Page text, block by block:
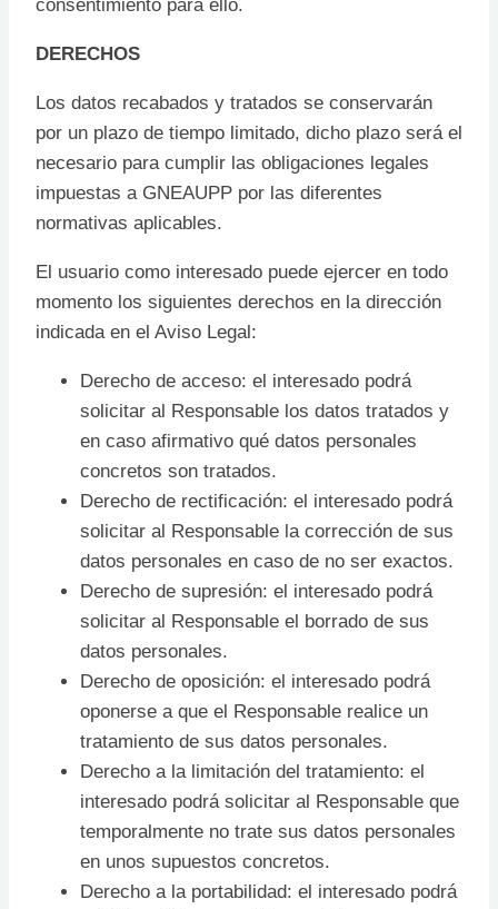
consentimiento para ello.
DERECHOS
Los datos recabados y tratados se conservarán
por un plazo de tiempo limitado, dicho plazo será el
necesario para cumplir las obligaciones legales
impuestas a GNEAUPP por las diferentes
normativas aplicables.
El usuario como interesado puede ejercer en todo
momento los siguientes derechos en la dirección
indicada en el Aviso Legal:
Derecho de acceso: el interesado podrá
solicitar al Responsable los datos tratados y
en caso afirmativo qué datos personales
concretos son tratados.
Derecho de rectificación: el interesado podrá
solicitar al Responsable la corrección de sus
datos personales en caso de no ser exactos.
Derecho de supresión: el interesado podrá
solicitar al Responsable el borrado de sus
datos personales.
Derecho de oposición: el interesado podrá
oponerse a que el Responsable realice un
tratamiento de sus datos personales.
Derecho a la limitación del tratamiento: el
interesado podrá solicitar al Responsable que
temporalmente no trate sus datos personales
en unos supuestos concretos.
Derecho a la portabilidad: el interesado podrá